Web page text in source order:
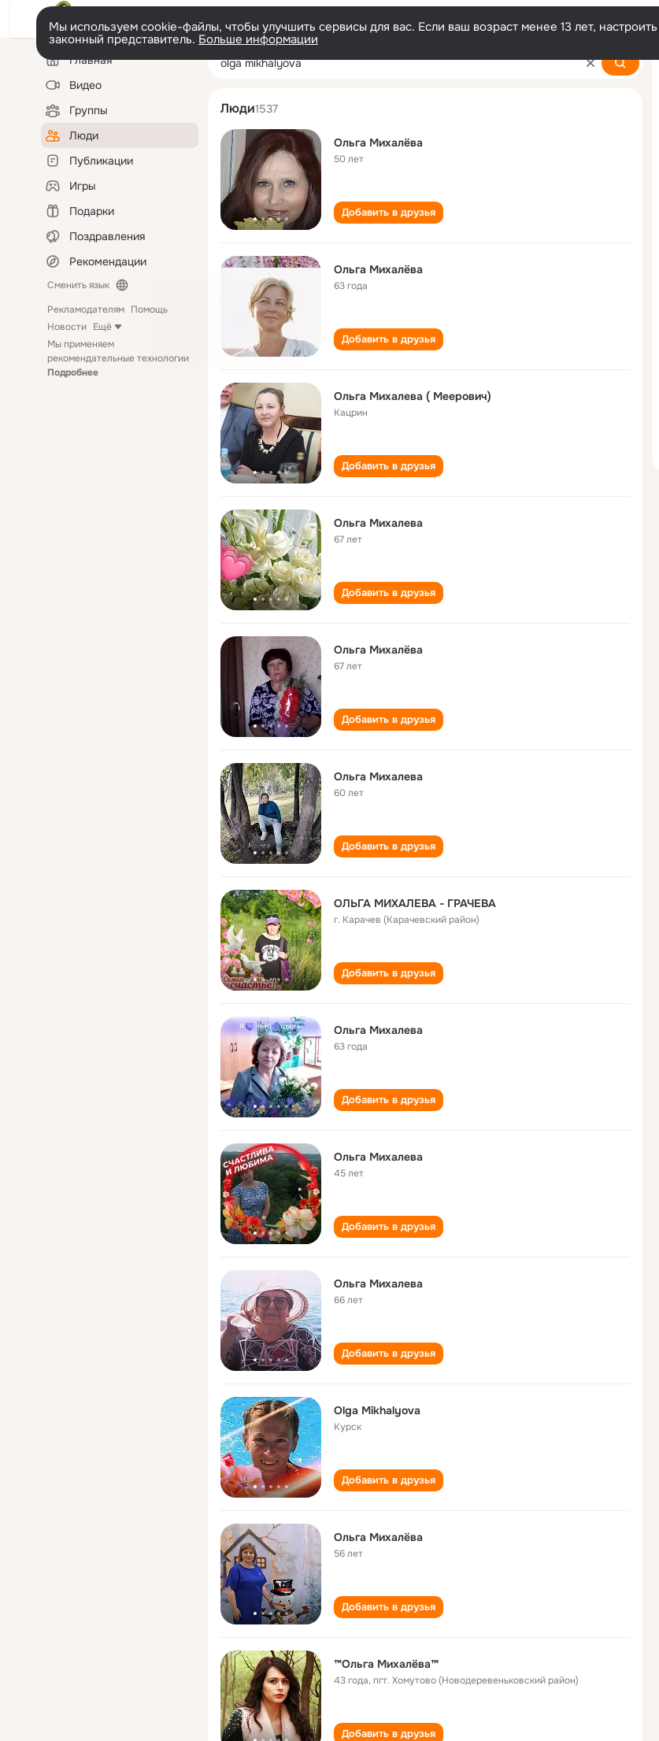
Мы используем cookie-файлы, чтобы улучшить сервисы для вас. Если ваш возраст менее 13 лет,
законный представитель. Больше информации
Левая
колонкаГлавная
Видео
Группы
Люди
Публикации
Игры
Подарки
Поздравления
Рекомендации
Сменить язык
Рекламодателям Помощь
Новости Ещё
Мы применяем
рекомендательные технологии
Подробнее
olga mikhalyova
Люди1537
Ольга Михалёва
50 лет
Добавить в друзья
Ольга Михалёва
63 года
Добавить в друзья
Ольга Михалева ( Меерович)
Кацрин
Добавить в друзья
Ольга Михалева
67 лет
Добавить в друзья
Ольга Михалёва
67 лет
Добавить в друзья
Ольга Михалева
60 лет
Добавить в друзья
ОЛЬГА МИХАЛЕВА - ГРАЧЕВА
г. Карачев (Карачевский район)
Добавить в друзья
Ольга Михалева
63 года
Добавить в друзья
Ольга Михалева
45 лет
Добавить в друзья
Ольга Михалева
66 лет
Добавить в друзья
Olga Mikhalyova
Курск
Добавить в друзья
Ольга Михалёва
56 лет
Добавить в друзья
™Ольга Михалёва™
43 года,пгт. Хомутово (Новодеревеньковский район)
Добавить в друзья